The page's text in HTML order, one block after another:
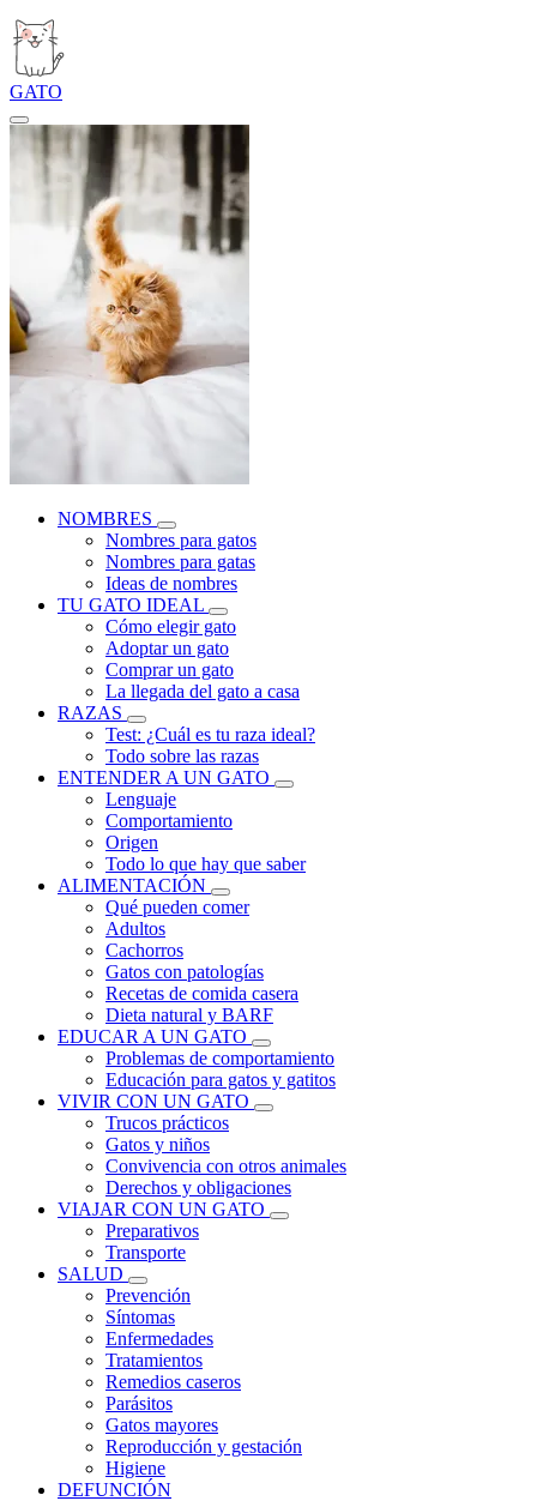
GATO
NOMBRES
Nombres para gatos
Nombres para gatas
Ideas de nombres
TU GATO IDEAL
Cómo elegir gato
Adoptar un gato
Comprar un gato
La llegada del gato a casa
RAZAS
Test: ¿Cuál es tu raza ideal?
Todo sobre las razas
ENTENDER A UN GATO
Lenguaje
Comportamiento
Origen
Todo lo que hay que saber
ALIMENTACIÓN
Qué pueden comer
Adultos
Cachorros
Gatos con patologías
Recetas de comida casera
Dieta natural y BARF
EDUCAR A UN GATO
Problemas de comportamiento
Educación para gatos y gatitos
VIVIR CON UN GATO
Trucos prácticos
Gatos y niños
Convivencia con otros animales
Derechos y obligaciones
VIAJAR CON UN GATO
Preparativos
Transporte
SALUD
Prevención
Síntomas
Enfermedades
Tratamientos
Remedios caseros
Parásitos
Gatos mayores
Reproducción y gestación
Higiene
DEFUNCIÓN